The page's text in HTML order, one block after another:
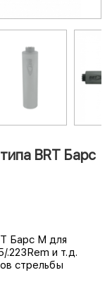
BRT Барс
Барс М для
и т.д.
стрельбы